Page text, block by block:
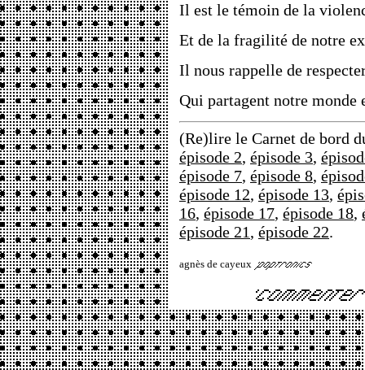
Il est le témoin de la
Et de la fragilité de notre
Il nous rappelle de
Qui partagent notre
(Re)lire le Carnet de bord
épisode 2, épisode 3,
épisode 7, épisode 8,
épisode 12, épisode 13,
16, épisode 17, épisode 18,
épisode 21, épisode 22.
agnès de cayeux